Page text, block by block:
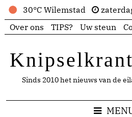
30°C Wilemstad
Over ons
TIPS? Uw steun
Sinds 2010 het nieuws van de